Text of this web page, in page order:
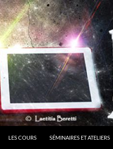
LES COURS SÉMINAIRES ET ATELIERS